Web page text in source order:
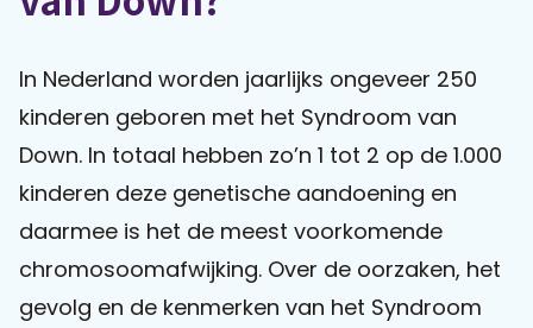
E-learnings
Praat mee
In Nederland worden jaarlijks ongeveer 250
kinderen geboren met het Syndroom van
Down. In totaal hebben zo’n 1 tot 2 op de 1.000
kinderen deze genetische aandoening en
daarmee is het de meest voorkomende
chromosoomafwijking. Over de oorzaken, het
gevolg en de kenmerken van het Syndroom